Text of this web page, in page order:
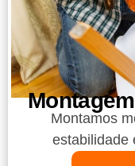
Montamos
estabilidade